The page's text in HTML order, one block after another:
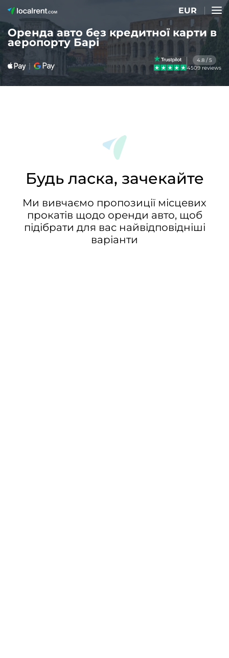
EUR
Оренда авто без кредитної карти в
аеропорту Барі
4.8 / 5
4509 reviews
Будь ласка, зачекайте
Ми вивчаємо пропозиції місцевих
прокатів щодо оренди авто, щоб
підібрати для вас найвідповідніші
варіанти